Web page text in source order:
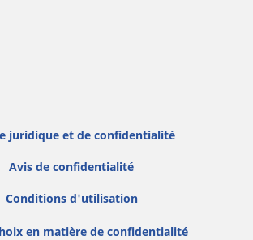
juridique et de confidentialité
Avis de confidentialité
Conditions d'utilisation
en matière de confidentialité